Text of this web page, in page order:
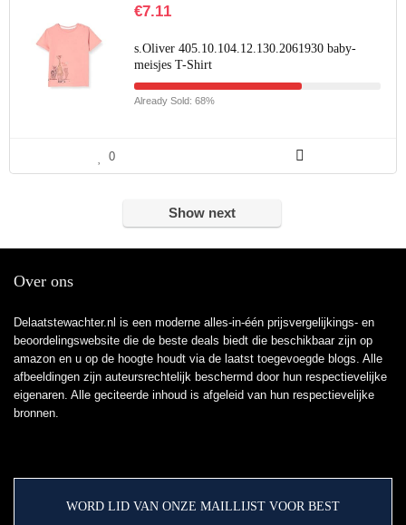
€7.11
s.Oliver 405.10.104.12.130.2061930 baby-
meisjes T-Shirt
Already Sold: 68%
0
Show next
Over ons
Delaatstewachter.nl is een moderne alles-in-één prijsvergelijkings- en
beoordelingswebsite die de beste deals biedt die beschikbaar zijn op
amazon en u op de hoogte houdt via de laatst toegevoegde blogs. Alle
afbeeldingen zijn auteursrechtelijk beschermd door hun respectievelijke
eigenaren. Alle geciteerde inhoud is afgeleid van hun respectievelijke
bronnen.
WORD LID VAN ONZE MAILLIJST VOOR BEST